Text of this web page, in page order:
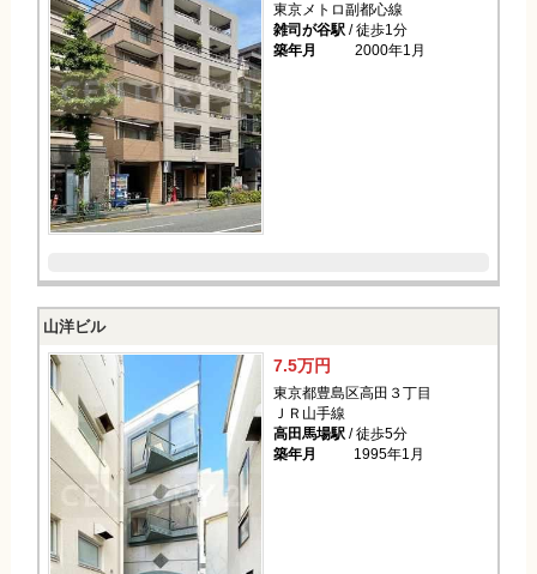
東京メトロ副都心線
雑司が谷駅/ 徒歩1分
築年月
2000年1月
山洋ビル
7.5万円
東京都豊島区高田３丁目
ＪＲ山手線
高田馬場駅/ 徒歩5分
築年月
1995年1月